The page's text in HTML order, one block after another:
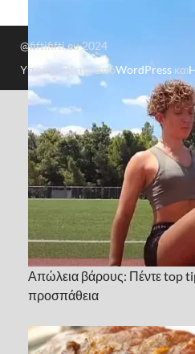
Απώλεια βάρους: Πέντε top
προσπάθεια
@fiftififti.eu 2024
Υποστηρίζεται απόWordPress και